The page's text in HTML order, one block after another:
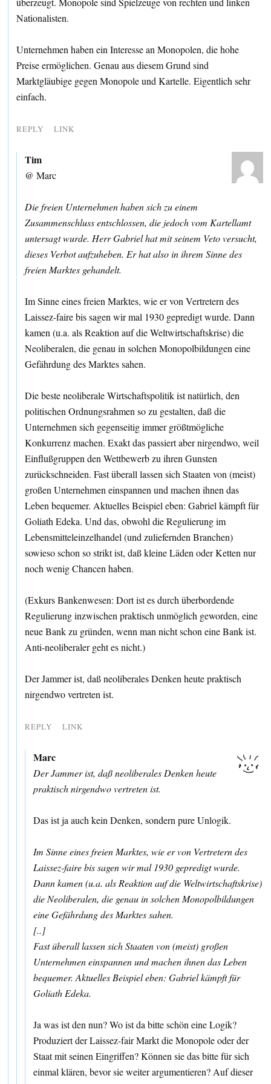
Nationalisten.
Unternehmen haben ein Interesse an Monopolen, die hohe
Preise ermöglichen. Genau aus diesem Grund sind
Marktgläubige gegen Monopole und Kartelle. Eigentlich sehr
einfach.
REPLY LINK
Tim
@ Marc
Die freien Unternehmen haben sich zu einem
Zusammenschluss entschlossen, die jedoch vom Kartellamt
untersagt wurde. Herr Gabriel hat mit seinem Veto versucht,
dieses Verbot aufzuheben. Er hat also in ihrem Sinne des
freien Marktes gehandelt.
Im Sinne eines freien Marktes, wie er von Vertretern des
Laissez-faire bis sagen wir mal 1930 gepredigt wurde. Dann
kamen (u.a. als Reaktion auf die Weltwirtschaftskrise) die
Neoliberalen, die genau in solchen Monopolbildungen eine
Gefährdung des Marktes sahen.
Die beste neoliberale Wirtschaftspolitik ist natürlich, den
politischen Ordnungsrahmen so zu gestalten, daß die
Unternehmen sich gegenseitig immer größtmögliche
Konkurrenz machen. Exakt das passiert aber nirgendwo, weil
Einflußgruppen den Wettbewerb zu ihren Gunsten
zurückschneiden. Fast überall lassen sich Staaten von (meist)
großen Unternehmen einspannen und machen ihnen das
Leben bequemer. Aktuelles Beispiel eben: Gabriel kämpft für
Goliath Edeka. Und das, obwohl die Regulierung im
Lebensmitteleinzelhandel (und zuliefernden Branchen)
sowieso schon so strikt ist, daß kleine Läden oder Ketten nur
noch wenig Chancen haben.
(Exkurs Bankenwesen: Dort ist es durch überbordende
Regulierung inzwischen praktisch unmöglich geworden, eine
neue Bank zu gründen, wenn man nicht schon eine Bank ist.
Anti-neoliberaler geht es nicht.)
Der Jammer ist, daß neoliberales Denken heute praktisch
nirgendwo vertreten ist.
REPLY LINK
Marc
Der Jammer ist, daß neoliberales Denken heute
praktisch nirgendwo vertreten ist.
Das ist ja auch kein Denken, sondern pure Unlogik.
Im Sinne eines freien Marktes, wie er von Vertretern des
Laissez-faire bis sagen wir mal 1930 gepredigt wurde.
Dann kamen (u.a. als Reaktion auf die Weltwirtschaftskrise)
die Neoliberalen, die genau in solchen Monopolbildungen
eine Gefährdung des Marktes sahen.
[..]
Fast überall lassen sich Staaten von (meist) großen
Unternehmen einspannen und machen ihnen das Leben
bequemer. Aktuelles Beispiel eben: Gabriel kämpft für
Goliath Edeka.
Ja was ist den nun? Wo ist da bitte schön eine Logik?
Produziert der Laissez-fair Markt die Monopole oder der
Staat mit seinen Eingriffen? Können sie das bitte für sich
einmal klären, bevor sie weiter argumentieren? Auf dieser